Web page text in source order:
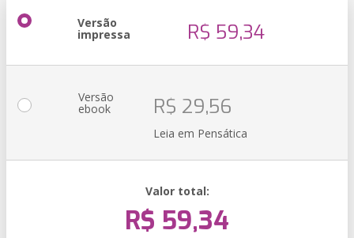
Versão
impressa R$ 59,34
Versão
ebook R$ 29,56
Leia em Pensática
Valor total:
R$ 59,34